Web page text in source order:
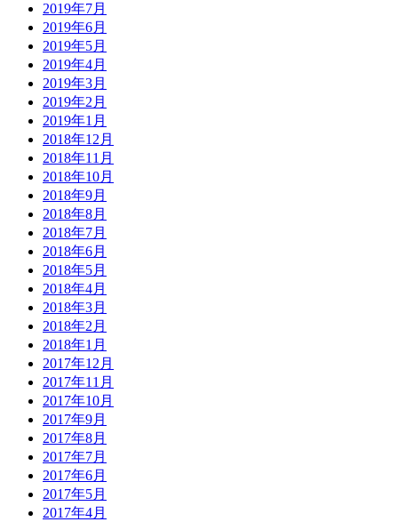
2019年7月
2019年6月
2019年5月
2019年4月
2019年3月
2019年2月
2019年1月
2018年12月
2018年11月
2018年10月
2018年9月
2018年8月
2018年7月
2018年6月
2018年5月
2018年4月
2018年3月
2018年2月
2018年1月
2017年12月
2017年11月
2017年10月
2017年9月
2017年8月
2017年7月
2017年6月
2017年5月
2017年4月